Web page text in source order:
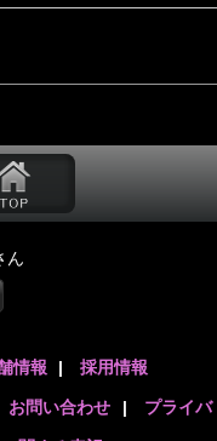
ん
情報 | 採用情報
お問い合わせ | プライバ